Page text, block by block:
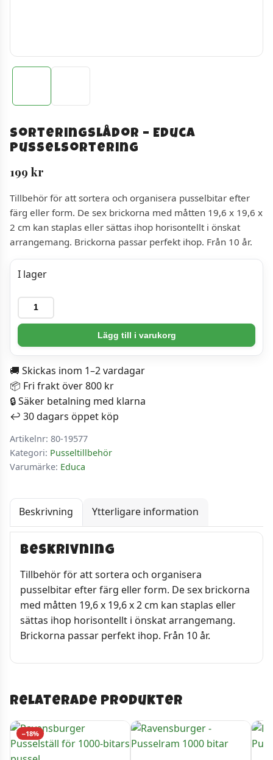
Sorteringslådor – Educa
pusselsortering
199 kr
Tillbehör för att sortera och organisera pusselbitar efter
färg eller form. De sex brickorna med måtten 19,6 x 19,6 x
2 cm kan staplas eller sättas ihop horisontellt i önskat
arrangemang. Brickorna passar perfekt ihop. Från 10 år.
I lager
Sorteringslådor
-
pusselsortering
mängd
Lägg till i varukorg
🚚 Skickas inom 1–2 vardagar
📦 Fri frakt över 800 kr
🔒 Säker betalning med klarna
↩️ 30 dagars öppet köp
Artikelnr: 80-19577
Kategori: Pusseltillbehör
Varumärke: Educa
Beskrivning Ytterligare information
Beskrivning
Tillbehör för att sortera och organisera
pusselbitar efter färg eller form. De sex brickorna
med måtten 19,6 x 19,6 x 2 cm kan staplas eller
sättas ihop horisontellt i önskat arrangemang.
Brickorna passar perfekt ihop. Från 10 år.
Relaterade produkter
−18%